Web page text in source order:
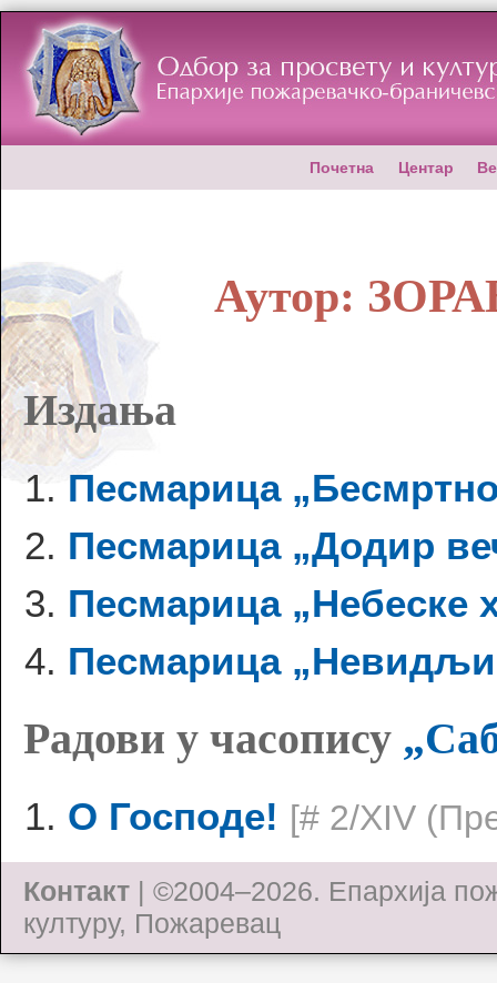
Почетна Центар
Аутор:
Издања
Песмарица
Песмарица „Додир
Песмарица „Небеске
Песмарица
Радови у часопису
О Господе! [# 2/XIV
Контакт | ©2004–2026. Епархија
културу, Пожаревац